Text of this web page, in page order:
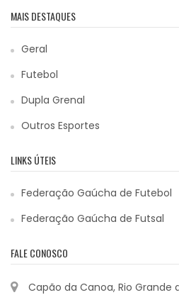
MAIS DESTAQUES
Geral
Futebol
Dupla Grenal
Outros Esportes
LINKS ÚTEIS
Federação Gaúcha de Futebol
Federação Gaúcha de Futsal
FALE CONOSCO
Capão da Canoa, Rio Grande